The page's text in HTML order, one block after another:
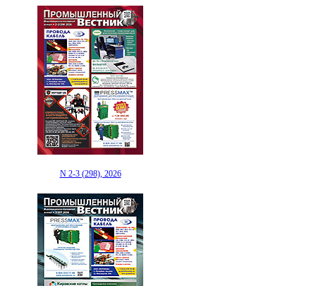
N 2-3 (298), 2026